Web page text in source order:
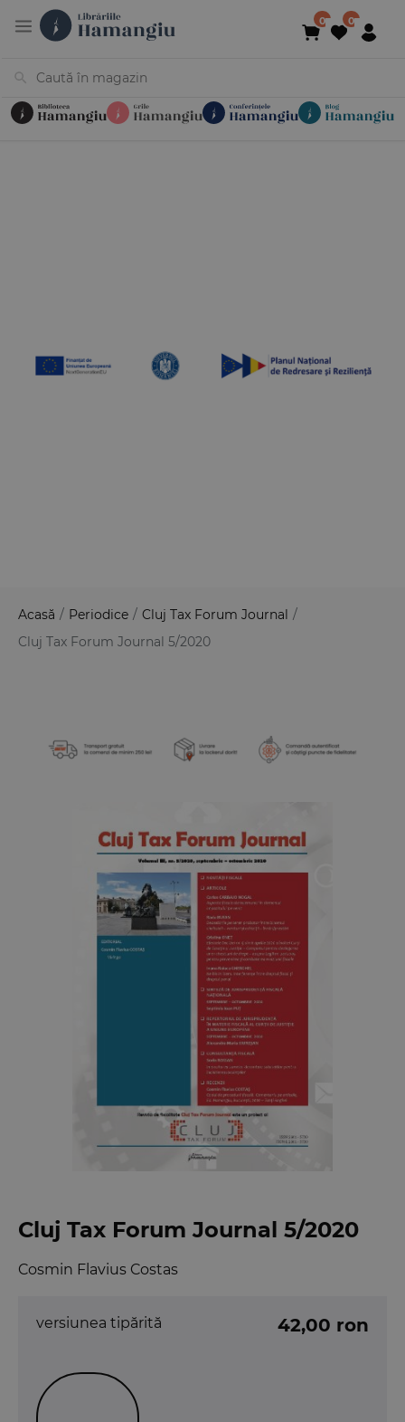
Acasă / Periodice / Cluj Tax Forum Journal /
Cluj Tax Forum Journal 5/2020
Cluj Tax Forum Journal 5/2020
Cosmin Flavius Costas
versiunea tipărită 42,00 ron